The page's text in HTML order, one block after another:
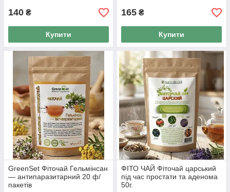
140 ₴
Купити
165 ₴
Купити
GreenSet Фіточай Гельмінсан
— антипаразитарний 20 ф/
пакетів
ФІТО ЧАЙ Фіточай царський
під час простати та аденома
50г.